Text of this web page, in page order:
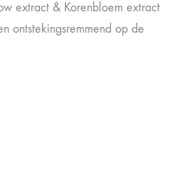
extract & Korenbloem extract
ontstekingsremmend op de